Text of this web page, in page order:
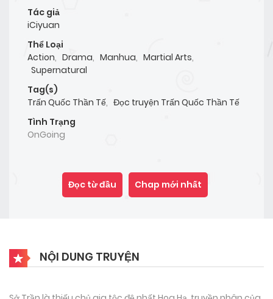
Tác giả
iCiyuan
Thể Loại
Action, Drama, Manhua, Martial Arts,
Supernatural
Tag(s)
Trấn Quốc Thần Tế, Đọc truyện Trấn Quốc Thần Tế
Tình Trạng
OnGoing
Đọc từ đầu Chap mới nhất
NỘI DUNG TRUYỆN